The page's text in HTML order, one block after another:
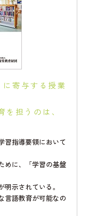
寄与する授業
を担うのは、
習指導要領において
めに、「学習の基盤
示されている。
言語教育が可能なの